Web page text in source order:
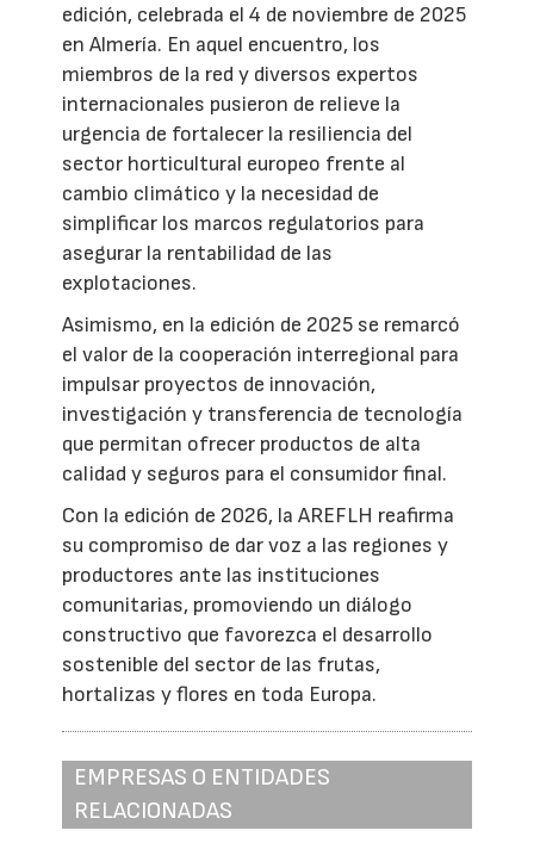
edición, celebrada el 4 de noviembre de 2025
en Almería. En aquel encuentro, los
miembros de la red y diversos expertos
internacionales pusieron de relieve la
urgencia de fortalecer la resiliencia del
sector horticultural europeo frente al
cambio climático y la necesidad de
simplificar los marcos regulatorios para
asegurar la rentabilidad de las
explotaciones.
Asimismo, en la edición de 2025 se remarcó
el valor de la cooperación interregional para
impulsar proyectos de innovación,
investigación y transferencia de tecnología
que permitan ofrecer productos de alta
calidad y seguros para el consumidor final.
Con la edición de 2026, la AREFLH reafirma
su compromiso de dar voz a las regiones y
productores ante las instituciones
comunitarias, promoviendo un diálogo
constructivo que favorezca el desarrollo
sostenible del sector de las frutas,
hortalizas y flores en toda Europa.
EMPRESAS O ENTIDADES
RELACIONADAS